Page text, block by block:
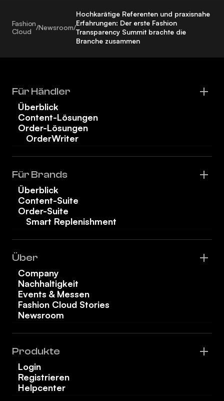
Fashion
Cloud
/Newsroom/
Hochkarätige Referenten und praxisnahe
Erfahrungen: Der erste Fashion
Transparency Summit brachte die
Branche zusammen
Für Händler
Überblick
Content-Lösungen
Order-Lösungen
OrderWriter
Für Brands
Überblick
Content-Suite
Order-Suite
Smart Replenishment
Über
Company
Nachhaltigkeit
Events & Messen
Fashion Cloud Stories
Newsroom
Produkte
Login
Registrieren
Helpcenter